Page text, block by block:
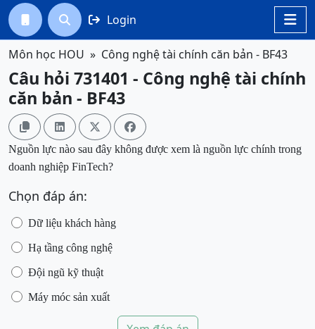

  Login
Môn học HOU Công nghệ tài chính căn bản - BF43
Câu hỏi 731401 - Công nghệ tài chính
căn bản - BF43
   
Nguồn lực nào sau đây không được xem là nguồn lực chính trong
doanh nghiệp FinTech?
Chọn đáp án:
Dữ liệu khách hàng
Hạ tầng công nghệ
Đội ngũ kỹ thuật
Máy móc sản xuất